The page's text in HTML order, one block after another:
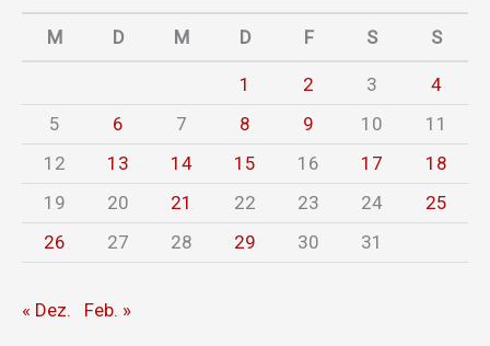
M D M D F S S
1 2 3
4
5
6 7 8 9 10
11
12
13 14 15 16 17
18
19
20 21 22 23 24
25
26
27 28 29 30 31
« Dez. Feb. »